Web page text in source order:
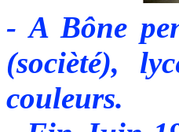
- A Bône
(socièté),
couleurs.